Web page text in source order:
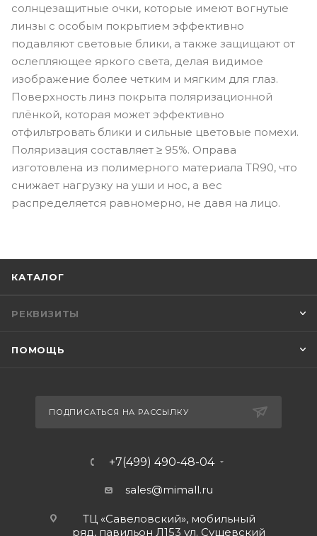
солнцезащитные очки, которые имеют вогнутые
линзы с особым покрытием эффективно
подавляют световые блики, а также защищают от
ослепляющее яркого света, делая видимое
изображение более четким и мягким для глаз.
Поверхность линз покрыта поляризационной
плёнкой, которая может эффективно
отфильтровать блики и сильные цветовые помехи.
Поляризация составляет ≥ 95%. Оправа
изготовлена ​​из полимерного материала TR90, что
снижает нагрузку на уши и нос, а вес
распределяется равномерно, не давя на лицо.
КАТАЛОГ
РЕКВИЗИТЫ
ПОМОЩЬ
ПОДПИСАТЬСЯ НА РАССЫЛКУ
+7(499) 490-48-04
sales@mimall.ru
ТЦ «Савеловский», мобильный
ряд, павильон Л153 ул. Сущевский